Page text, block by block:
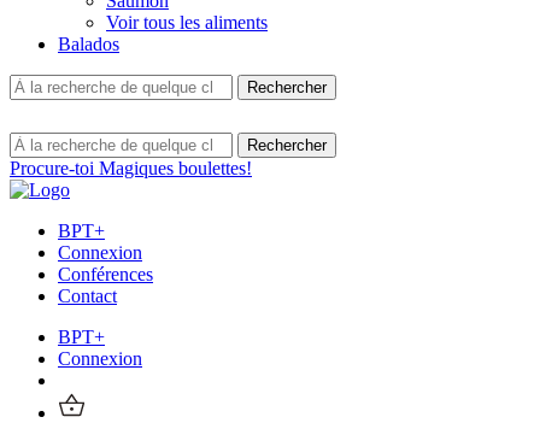
Voir tous les aliments
Balados
Procure-toi Magiques boulettes!
BPT+
Connexion
Conférences
Contact
BPT+
Connexion